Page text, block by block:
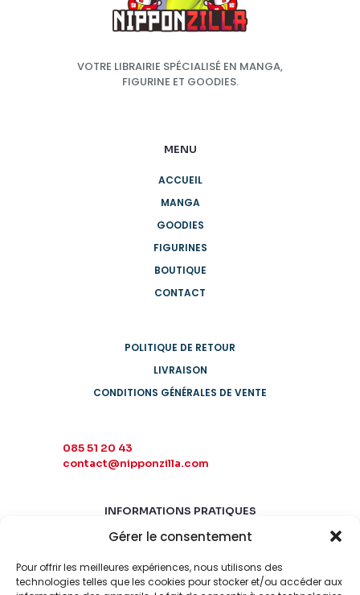
Gérer le consentement
Pour offrir les meilleures expériences, nous utilisons des
technologies telles que les cookies pour stocker et/ou accéder aux
VOTRE LIBRAIRIE SPÉCIALISÉ EN MANGA,
FIGURINE ET GOODIES.
MENU
ACCUEIL
MANGA
GOODIES
FIGURINES
BOUTIQUE
CONTACT
POLITIQUE DE RETOUR
LIVRAISON
CONDITIONS GÉNÉRALES DE VENTE
085 51 20 43
contact@nipponzilla.com
INFORMATIONS PRATIQUES
MARDI-SAMEDI
LUNDI-DIMANCHE